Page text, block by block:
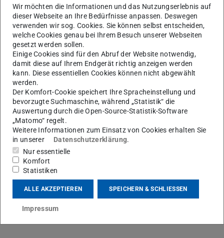
Zurück Vor
Im Beitrag vom 30.11.2023wird die Forschung zu
Eisen als kohlenstofffreiem Energiespeicher hautnah
besichtigt. Neben Einblicken in unsere Labore und den
Supercomputer Lichtenberg II kommen Prof. Andreas
Dreizler, Prof. Christian Hasse und Prof. Michèle Knodt zu
Wort.
Vielen Dank an das Team vom Hessischen Rundfunk für
den spannenden Beitrag und Dreh!
Eine Aufzeichnung der Sendung finden Sie in unserem
Wir möchten die Informationen und das Nutzungserlebnis auf
dieser Webseite an Ihre Bedürfnisse anpassen. Deswegen
verwenden wir sog. Cookies. Sie können selbst entscheiden,
welche Cookies genau bei Ihrem Besuch unserer Webseiten
gesetzt werden sollen.
Einige Cookies sind für den Abruf der Website notwendig,
damit diese auf Ihrem Endgerät richtig anzeigen werden
kann. Diese essentiellen Cookies können nicht abgewählt
werden.
Der Komfort-Cookie speichert Ihre Spracheinstellung und
bevorzugte Suchmaschine, während „Statistik“ die
Auswertung durch die Open-Source-Statistik-Software
„Matomo“ regelt.
Weitere Informationen zum Einsatz von Cookies erhalten Sie
in unserer
Datenschutzerklärung.
Nur essentielle
Komfort
Statistiken
ALLE AKZEPTIEREN SPEICHERN & SCHLIESSEN
Impressum